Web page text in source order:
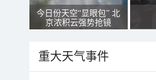
今日份天空“显眼包” 北
京浓积云强势抢镜
重大天气事件